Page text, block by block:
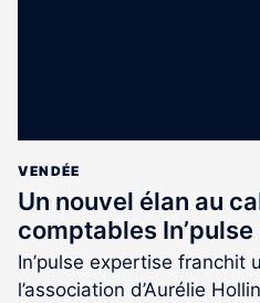
VENDÉE
Un nouvel élan au
comptables
In’pulse expertise franchit
l’association d’Aurélie